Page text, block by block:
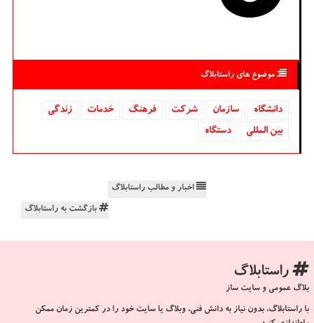
موضوع های راستابلاگ
دانشگاه‌ سازمان شركت فرهنگ خدمات
زندگی
بین المللی
دستگاه
اخبار و مطالب راستابلاگ
بازگشت به راستابلاگ
راستابلاگ
بلاگ عمومی و سایت ساز
با راستابلاگ، بدون نیاز به دانش فنی، وبلاگ یا سایت خود را در کمترین زمان ممکن